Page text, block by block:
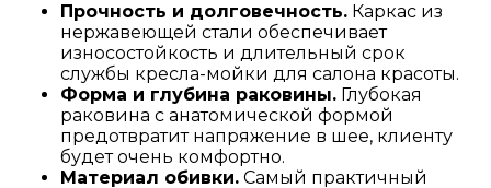
Прочность и долговечность. Каркас из
нержавеющей стали обеспечивает
износостойкость и длительный срок
службы кресла-мойки для салона красоты.
Форма и глубина раковины. Глубокая
раковина с анатомической формой
предотвратит напряжение в шее, клиенту
будет очень комфортно.
Материал обивки. Самый практичный